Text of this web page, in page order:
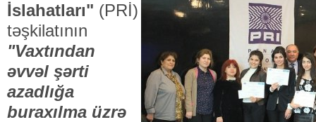
İslahatları" (PRİ)
təşkilatının
"Vaxtından
əvvəl şərti
azadlığa
buraxılma üzrə